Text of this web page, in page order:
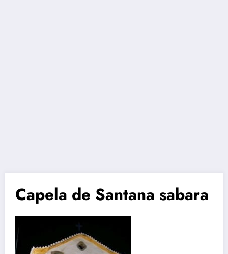
Capela de Santana sabara